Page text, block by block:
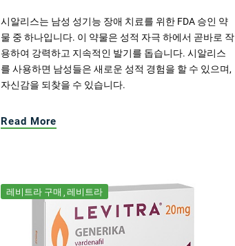
시알리스는 남성 성기능 장애 치료를 위한 FDA 승인 약
물 중 하나입니다. 이 약물은 성적 자극 하에서 곧바로 작
용하여 강력하고 지속적인 발기를 돕습니다. 시알리스
를 사용하면 남성들은 새로운 성적 경험을 할 수 있으며,
자신감을 되찾을 수 있습니다.
Read More
레비트라 구매 레비트라